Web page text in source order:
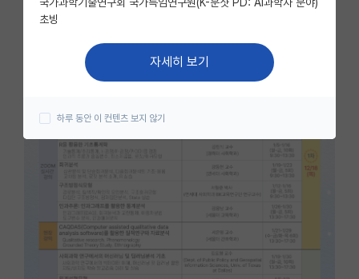
미국 유학 게시판
미국 대학원 합격 후기 게시판
대학원생 모집 게시판
연구실(PI) 홍보 게시판
석박사 채용 정보 게시판
임용 정보 게시판
학부 인턴 게시판
초빙
자세히 보기
하루 동안 이 컨텐츠 보지 않기